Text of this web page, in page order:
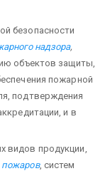
безопасности
надзора,
объектов защиты,
пожарной
подтвержде­ния
и в
видов продукции,
пожаров, систем